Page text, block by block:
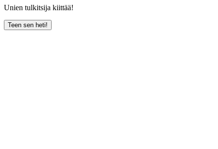
Unien tulkitsija kiittää!
Teen sen heti!